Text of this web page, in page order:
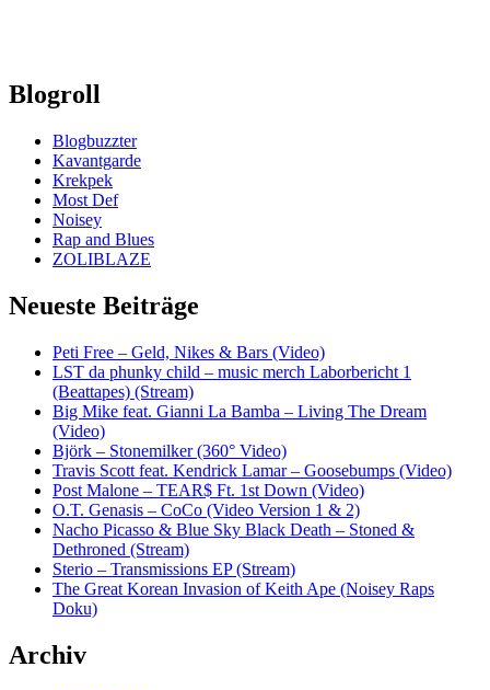
Blogroll
Blogbuzzter
Kavantgarde
Krekpek
Most Def
Noisey
Rap and Blues
ZOLIBLAZE
Neueste Beiträge
Peti Free – Geld, Nikes & Bars (Video)
LST da phunky child – music merch Laborbericht 1
(Beattapes) (Stream)
Big Mike feat. Gianni La Bamba – Living The Dream
(Video)
Björk – Stonemilker (360° Video)
Travis Scott feat. Kendrick Lamar – Goosebumps (Video)
Post Malone – TEAR$ Ft. 1st Down (Video)
O.T. Genasis – CoCo (Video Version 1 & 2)
Nacho Picasso & Blue Sky Black Death – Stoned &
Dethroned (Stream)
Sterio – Transmissions EP (Stream)
The Great Korean Invasion of Keith Ape (Noisey Raps
Doku)
Archiv